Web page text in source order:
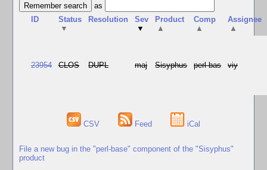
as
ID
Status
▼
Resolution
Sev
▼
Product
▲
Comp
▲
Assignee
▲
23954 CLOS DUPL maj Sisyphus perl-bas viy
CSV Feed iCal
File a new bug in the "perl-base" component of the "Sisyphus"
product